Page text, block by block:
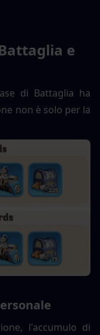
e
di Battaglia ha
non è solo per la
l'accumulo di